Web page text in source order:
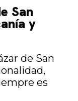
San
y
de San
es